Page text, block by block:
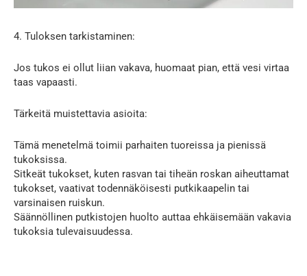
4. Tuloksen tarkistaminen:
Jos tukos ei ollut liian vakava, huomaat pian, että vesi virtaa
taas vapaasti.
Tärkeitä muistettavia asioita:
Tämä menetelmä toimii parhaiten tuoreissa ja pienissä
tukoksissa.
Sitkeät tukokset, kuten rasvan tai tiheän roskan aiheuttamat
tukokset, vaativat todennäköisesti putkikaapelin tai
varsinaisen ruiskun.
Säännöllinen putkistojen huolto auttaa ehkäisemään vakavia
tukoksia tulevaisuudessa.